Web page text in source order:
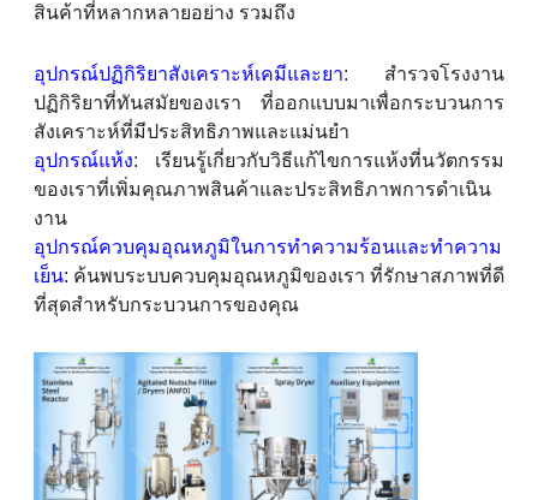
สินค้าที่หลากหลายอย่าง รวมถึง
อุปกรณ์ปฏิกิริยาสังเคราะห์เคมีและยา: สํารวจโรงงาน
ปฏิกิริยาที่ทันสมัยของเรา ที่ออกแบบมาเพื่อกระบวนการ
สังเคราะห์ที่มีประสิทธิภาพและแม่นยํา
อุปกรณ์แห้ง: เรียนรู้เกี่ยวกับวิธีแก้ไขการแห้งที่นวัตกรรม
ของเราที่เพิ่มคุณภาพสินค้าและประสิทธิภาพการดําเนิน
งาน
อุปกรณ์ควบคุมอุณหภูมิในการทําความร้อนและทําความ
เย็น: ค้นพบระบบควบคุมอุณหภูมิของเรา ที่รักษาสภาพที่ดี
ที่สุดสําหรับกระบวนการของคุณ